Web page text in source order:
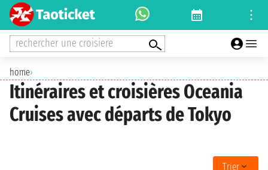
rechercher une croisiere
home›
Itinéraires et croisières Oceania
Cruises avec départs de Tokyo
Trier